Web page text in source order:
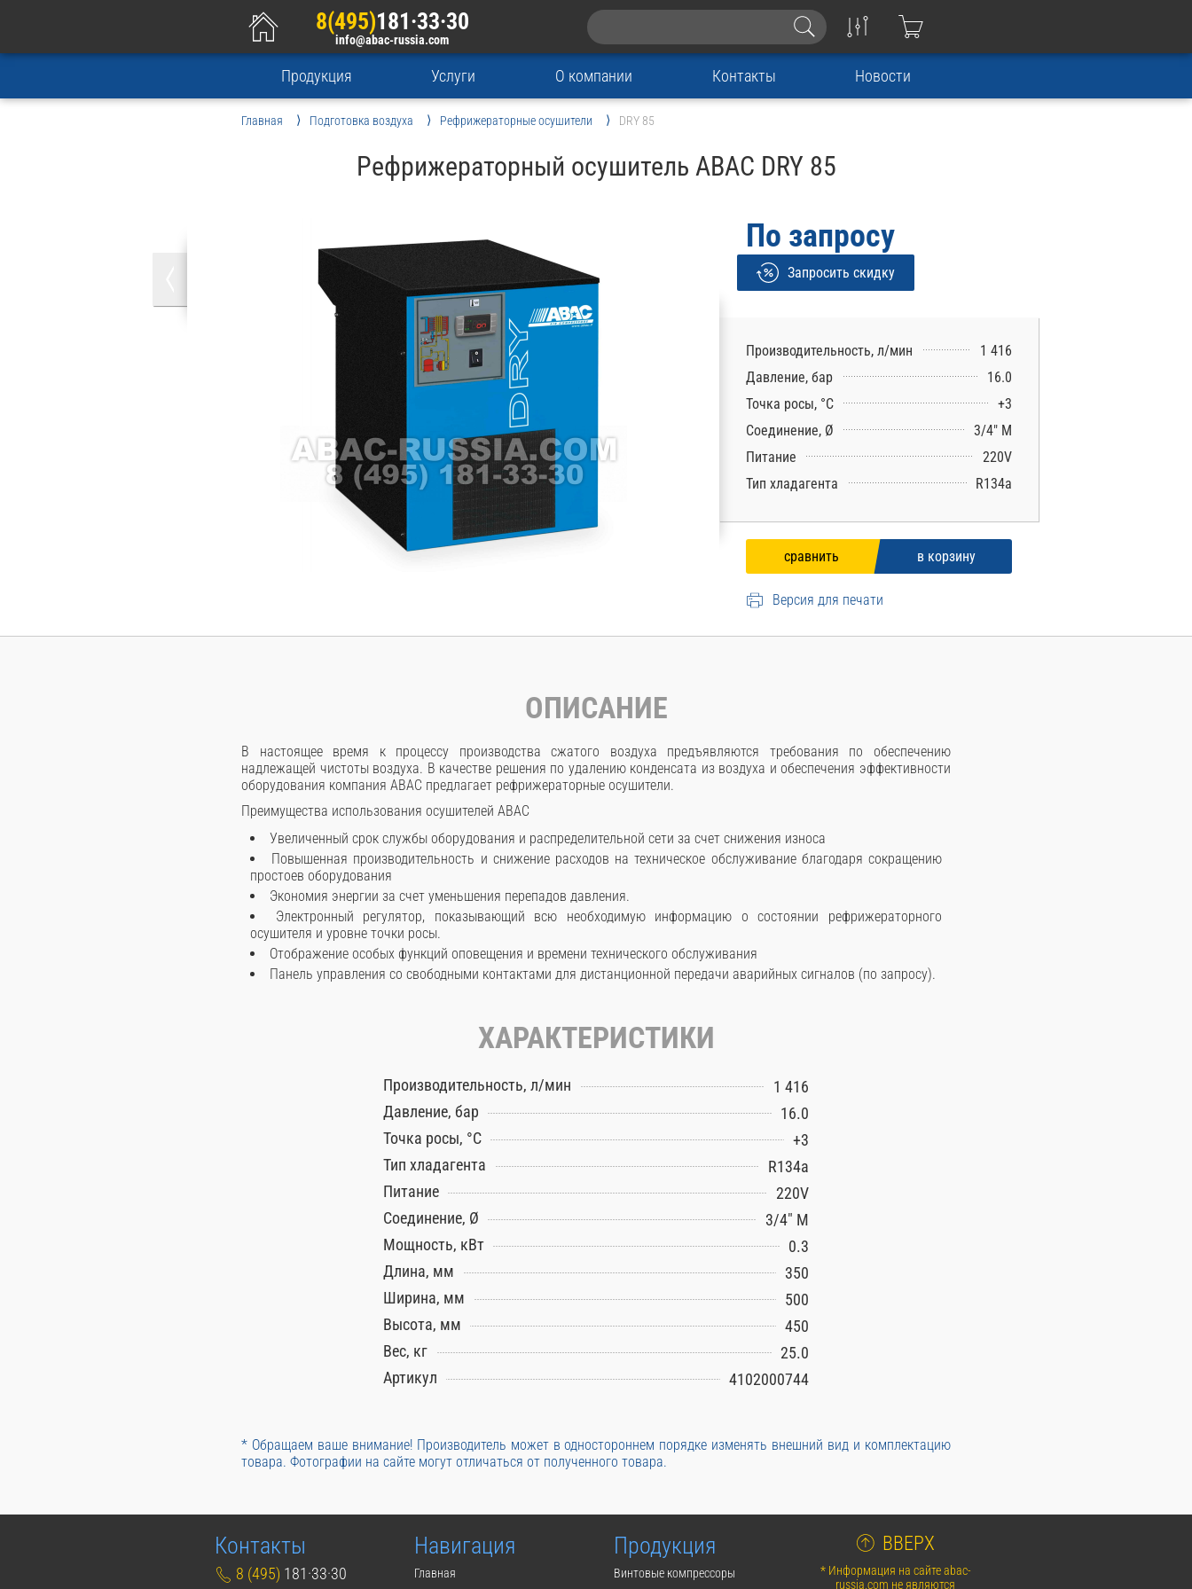
8(495)181·33·30
info@abac-russia.com
Продукция Услуги О компании Контакты Новости
Главная Подготовка воздуха Рефрижераторные осушители DRY 85
Рефрижераторный осушитель ABAC DRY 85
По запросу
Запросить скидку
Производительность, л/мин
1 416
Давление, бар
16.0
Точка росы, °С
+3
Соединение, Ø
3/4″ М
Питание
220V
Тип хладагента
R134a
Версия для печати
ОПИСАНИЕ
В настоящее время к процессу производства сжатого воздуха предъявляются требования по обеспечению
надлежащей чистоты воздуха. В качестве решения по удалению конденсата из воздуха и обеспечения эффективности
оборудования компания ABAC предлагает рефрижераторные осушители.
Преимущества использования осушителей ABAC
Увеличенный срок службы оборудования и распределительной сети за счет снижения износа
Повышенная производительность и снижение расходов на техническое обслуживание благодаря сокращению
простоев оборудования
Экономия энергии за счет уменьшения перепадов давления.
Электронный регулятор, показывающий всю необходимую информацию о состоянии рефрижераторного
осушителя и уровне точки росы.
Отображение особых функций оповещения и времени технического обслуживания
Панель управления со свободными контактами для дистанционной передачи аварийных сигналов (по запросу).
ХАРАКТЕРИСТИКИ
Производительность, л/мин
1 416
Давление, бар
16.0
Точка росы, °С
+3
Тип хладагента
R134a
Питание
220V
Соединение, Ø
3/4″ М
Мощность, кВт
0.3
Длина, мм
350
Ширина, мм
500
Высота, мм
450
Вес, кг
25.0
Артикул
4102000744
* Обращаем ваше внимание! Производитель может в одностороннем порядке изменять внешний вид и комплектацию
товара. Фотографии на сайте могут отличаться от полученного товара.
Контакты
8 (495) 181·33·30
Навигация
Главная
Продукция
Винтовые компрессоры
ВВЕРХ
* Информация на сайте abac-
russia.com не являются